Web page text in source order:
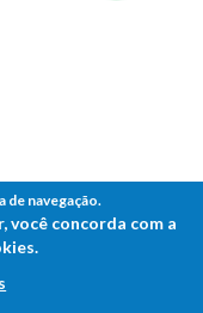
de navegação.
você concorda com a